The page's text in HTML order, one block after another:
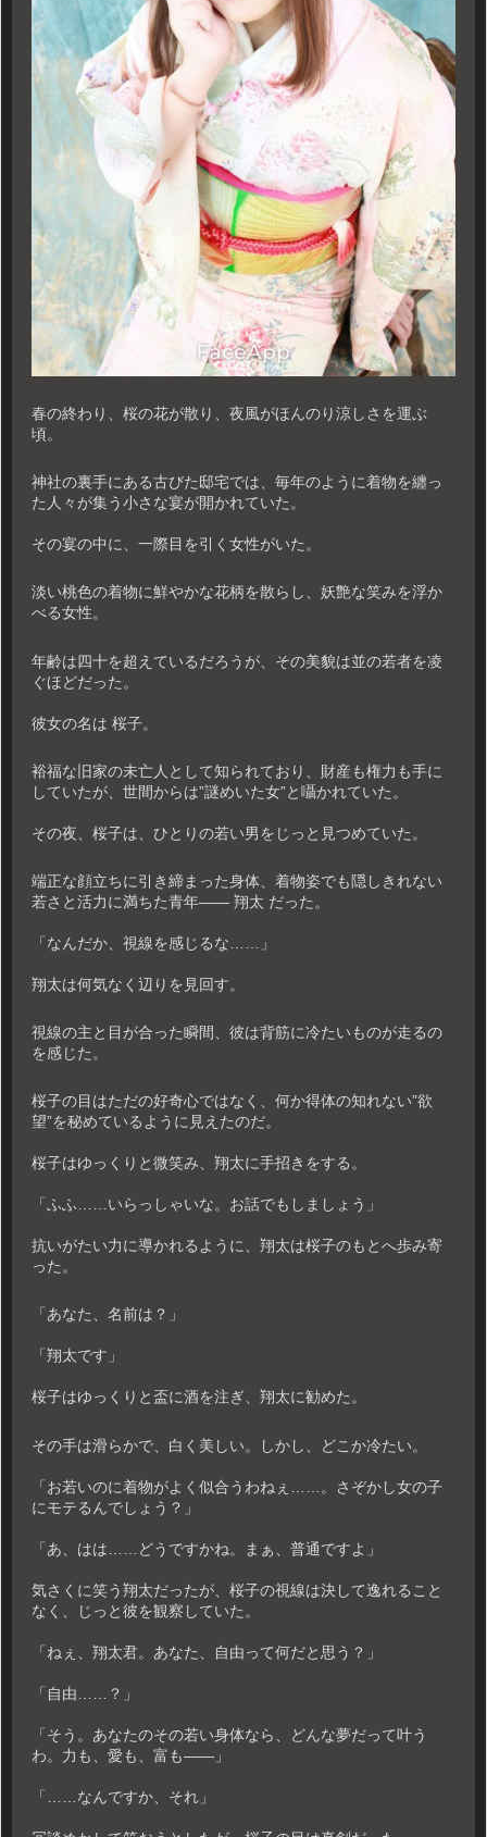
春の終わり、桜の花が散り、夜風がほんのり涼しさを運ぶ
頃。
神社の裏手にある古びた邸宅では、毎年のように着物を纏っ
た人々が集う小さな宴が開かれていた。
その宴の中に、一際目を引く女性がいた。
淡い桃色の着物に鮮やかな花柄を散らし、妖艶な笑みを浮か
べる女性。
年齢は四十を超えているだろうが、その美貌は並の若者を凌
ぐほどだった。
彼女の名は 桜子。
裕福な旧家の未亡人として知られており、財産も権力も手に
していたが、世間からは”謎めいた女”と囁かれていた。
その夜、桜子は、ひとりの若い男をじっと見つめていた。
端正な顔立ちに引き締まった身体、着物姿でも隠しきれない
若さと活力に満ちた青年―― 翔太 だった。
「なんだか、視線を感じるな……」
翔太は何気なく辺りを見回す。
視線の主と目が合った瞬間、彼は背筋に冷たいものが走るの
を感じた。
桜子の目はただの好奇心ではなく、何か得体の知れない”欲
望”を秘めているように見えたのだ。
桜子はゆっくりと微笑み、翔太に手招きをする。
「ふふ……いらっしゃいな。お話でもしましょう」
抗いがたい力に導かれるように、翔太は桜子のもとへ歩み寄
った。
「あなた、名前は？」
「翔太です」
桜子はゆっくりと盃に酒を注ぎ、翔太に勧めた。
その手は滑らかで、白く美しい。しかし、どこか冷たい。
「お若いのに着物がよく似合うわねぇ……。さぞかし女の子
にモテるんでしょう？」
「あ、はは……どうですかね。まぁ、普通ですよ」
気さくに笑う翔太だったが、桜子の視線は決して逸れること
なく、じっと彼を観察していた。
「ねぇ、翔太君。あなた、自由って何だと思う？」
「自由……？」
「そう。あなたのその若い身体なら、どんな夢だって叶う
わ。力も、愛も、富も――」
「……なんですか、それ」